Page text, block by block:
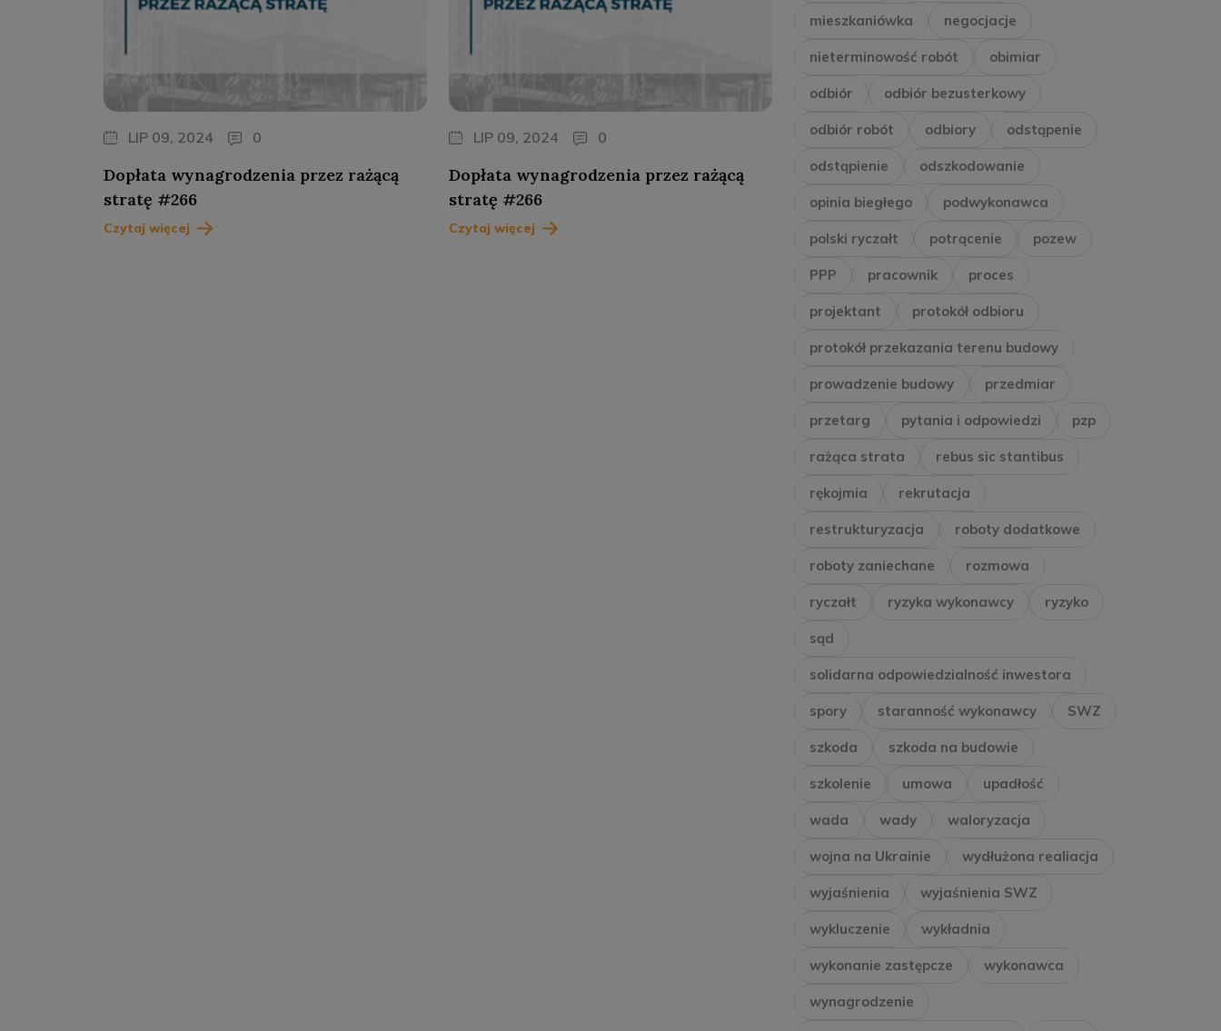
LIP 09, 2024 0
Dopłata wynagrodzenia przez rażącą
stratę #266
Czytaj więcej
LIP 09, 2024 0
Dopłata wynagrodzenia przez rażącą
stratę #266
Czytaj więcej
mieszkaniówka negocjacje
nieterminowość robót obimiar
odbiór odbiór bezusterkowy
odbiór robót odbiory odstąpenie
odstąpienie odszkodowanie
opinia biegłego podwykonawca
polski ryczałt potrącenie pozew
PPP pracownik proces
projektant protokół odbioru
protokół przekazania terenu budowy
prowadzenie budowy przedmiar
przetarg pytania i odpowiedzi pzp
rażąca strata rebus sic stantibus
rękojmia rekrutacja
restrukturyzacja roboty dodatkowe
roboty zaniechane rozmowa
ryczałt ryzyka wykonawcy ryzyko
sąd
solidarna odpowiedzialność inwestora
spory staranność wykonawcy SWZ
szkoda szkoda na budowie
szkolenie umowa upadłość
wada wady waloryzacja
wojna na Ukrainie wydłużona realiacja
wyjaśnienia wyjaśnienia SWZ
wykluczenie wykładnia
wykonanie zastępcze wykonawca
wynagrodzenie